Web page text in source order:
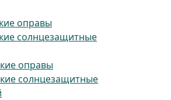
оправы
солнцезащитные
оправы
солнцезащитные